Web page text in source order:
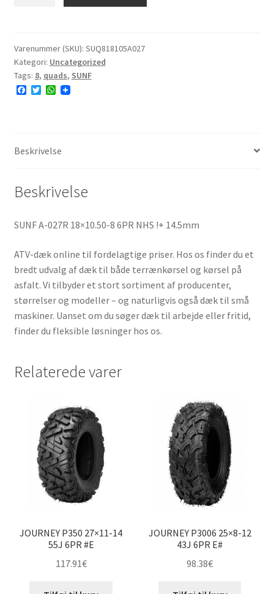
8
6PR
NHS
antal
Varenummer (SKU): SUQ818105A027
Kategori: Uncategorized
Tags: 8, quads, SUNF
F
o
k
T
r
W
p
p
Beskrivelse
Beskrivelse
SUNF A-027R 18×10.50-8 6PR NHS !+ 14.5mm
ATV-dæk online til fordelagtige priser. Hos os finder du et
bredt udvalg af dæk til både terrænkørsel og kørsel på
asfalt. Vi tilbyder et stort sortiment af producenter,
størrelser og modeller – og naturligvis også dæk til små
maskiner. Uanset om du søger dæk til arbejde eller fritid,
finder du fleksible løsninger hos os.
Relaterede varer
JOURNEY P350 27×11-14
55J 6PR #E
117.91€
JOURNEY P3006 25×8-12
43J 6PR E#
98.38€